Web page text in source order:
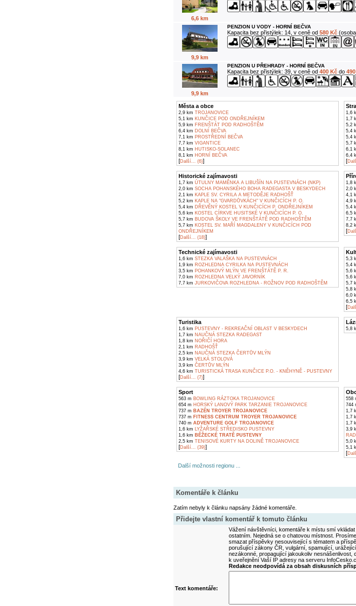
6,6 km
9,9 km
PENZION U VODY - HORNÍ BEČVA
Kapacita bez přistýlek: 14, v ceně od 580 Kč
9,9 km
PENZION U PŘEHRADY - HORNÍ BEČVA
Kapacita bez přistýlek: 39, v ceně od 400 Kčdo
Města a obce
2,9 km TROJANOVICE
5,1 km KUNČICE POD ONDŘEJNÍKEM
5,9 km FRENŠTÁT POD RADHOŠTĚM
6,4 km DOLNÍ BEČVA
7,1 km PROSTŘEDNÍ BEČVA
7,7 km VIGANTICE
8,1 km HUTISKO-SOLANEC
8,1 km HORNÍ BEČVA
[Další... (6)]
1,6
1,7
5,2
5,4
5,4
5,7
6,1
6,4
[
Historické zajímavosti
1,7 km ÚTULNY MAMĚNKA A LIBUŠÍN NA PUSTEVNÁCH (NKP)
2,0 km SOCHA POHANSKÉHO BOHA RADEGASTA V BESKYDECH
2,1 km KAPLE SV. CYRILA A METODĚJE RADHOŠŤ
5,2 km KAPLE NA "GVARDŮVKÁCH" V KUNČICÍCH P. O.
5,4 km DŘEVĚNÝ KOSTEL V KUNČICÍCH P. ONDŘEJNÍKEM
5,6 km KOSTEL CÍRKVE HUSITSKÉ V KUNČICÍCH P. O.
5,7 km BUDOVA ŠKOLY VE FRENŠTÁTĚ POD RADHOŠTĚM
5,7 km KOSTEL SV. MAŘÍ MAGDALENY V KUNČICÍCH POD
ONDŘEJNÍKEM
[Další... (18)]
1,8
2,0
4,1
4,9
5,4
6,5
7,7
8,2
[
Technické zajímavosti
1,6 km STEZKA VALAŠKA NA PUSTEVNÁCH
1,9 km ROZHLEDNA CYRILKA NA PUSTEVNÁCH
3,5 km POHANKOVÝ MLÝN VE FRENŠTÁTĚ P. R.
7,0 km ROZHLEDNA VELKÝ JAVORNÍK
7,7 km JURKOVIČOVA ROZHLEDNA - ROŽNOV POD RADHOŠTĚM
5,3
5,4
5,6
5,6
5,7
5,8
6,0
6,5
[
Turistika
1,6 km PUSTEVNY - REKREAČNÍ OBLAST V BESKYDECH
1,7 km NAUČNÁ STEZKA RADEGAST
1,8 km NOŘIČÍ HORA
2,1 km RADHOŠŤ
2,5 km NAUČNÁ STEZKA ČERTŮV MLÝN
3,9 km VELKÁ STOLOVÁ
3,9 km ČERTŮV MLÝN
4,6 km TURISTICKÁ TRASA KUNČICE P.O. - KNĚHYNĚ - PUSTEVNY
[Další... (7)]
5,8
Sport
563 m BOWLING RÁZTOKA TROJANOVICE
654 m HORSKÝ LANOVÝ PARK TARZANIE TROJANOVICE
737 m BAZÉN TROYER TROJANOVICE
737 m FITNESS CENTRUM TROYER TROJANOVICE
740 m ADVENTURE GOLF TROJANOVICE
1,6 km LYŽAŘSKÉ STŘEDISKO PUSTEVNY
1,6 km BĚŽECKÉ TRATĚ PUSTEVNY
2,5 km TENISOVÉ KURTY NA DOLINĚ TROJANOVICE
[Další... (39)]
558
744
1,7
1,7
1,7
3,9
5,0
5,1
[
Další možnosti regionu ...
Komentáře k článku
Zatím nebyly k článku napsány žádné komentáře.
Přidejte vlastní komentář k tomuto článku
Vážení návštěvníci, komentáře k místu smí
ostatním. Nejedná se o chatovou místnost.
smazat příspěvky nesouvisející s tématem a
porušující zákony ČR, vulgární, spamující,
nezákonné, propagující jakoukoliv
k uveřejnění Vaší IP adresy na serveru
Redakce neodpovídá za obsah diskusních
Text komentáře: